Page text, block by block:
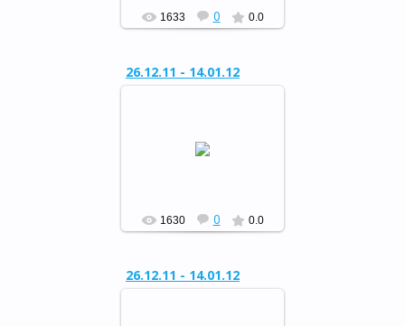
1633 0 0.0
26.12.11 - 14.01.12
«Сохраним живую ель»
1630 0 0.0
26.12.11 - 14.01.12